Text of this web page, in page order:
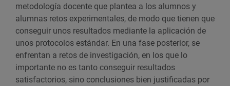
metodología docente que plantea a los alumnos y
alumnas retos experimentales, de modo que tienen que
conseguir unos resultados mediante la aplicación de
unos protocolos estándar. En una fase posterior, se
enfrentan a retos de investigación, en los que lo
importante no es tanto conseguir resultados
satisfactorios, sino conclusiones bien justificadas por